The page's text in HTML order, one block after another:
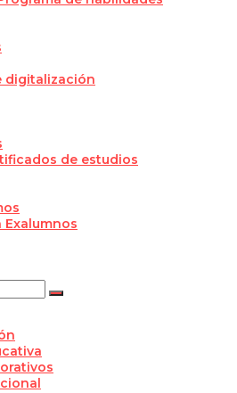
digitalización
de estudios
Exalumnos